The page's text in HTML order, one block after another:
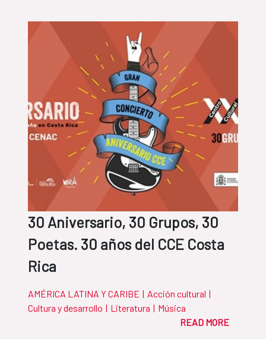
30 Aniversario, 30 Grupos, 30
Poetas. 30 años del CCE Costa
Rica
AMÉRICA LATINA Y CARIBE | Acción cultural |
Cultura y desarrollo | Literatura | Música
READ MORE